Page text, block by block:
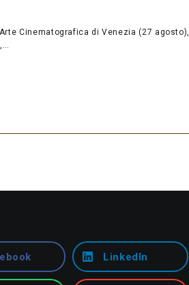
Cinematografica di Venezia (27 agosto),
LinkedIn